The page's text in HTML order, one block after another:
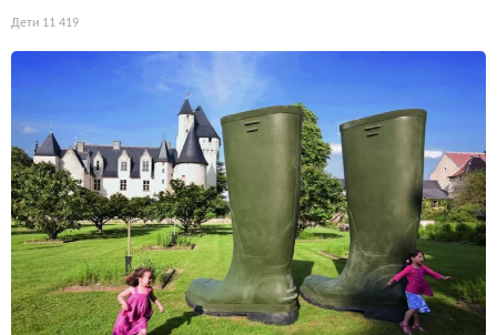
Дети 11 419